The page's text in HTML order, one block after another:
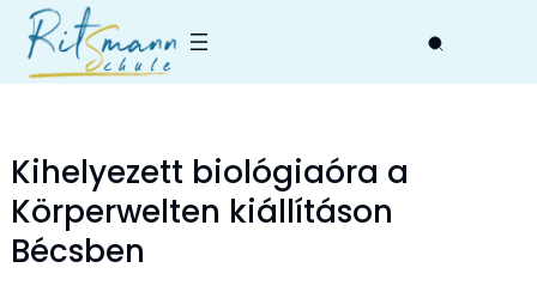
Skip
content
Kihelyezett biológiaóra a
Körperwelten kiállításon
Bécsben